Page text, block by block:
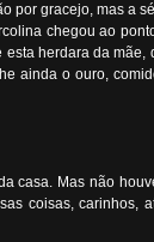
gracejo, mas a
chegou ao
herdara da
ainda o ouro,
Mas não
coisas,